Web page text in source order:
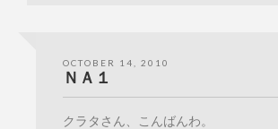
OCTOBER 14, 2010
ＮＡ１
クラタさん、こんばんわ。